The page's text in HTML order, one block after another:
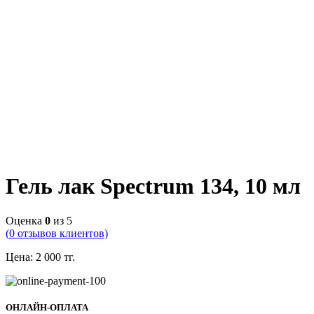
Гель лак Spectrum 134, 10 мл
Оценка 0 из 5
(0 отзывов клиентов)
Цена: 2 000 тг.
ОНЛАЙН-ОПЛАТА